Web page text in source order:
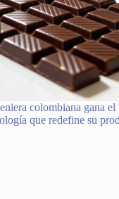
colombiana gana el
que redefine su